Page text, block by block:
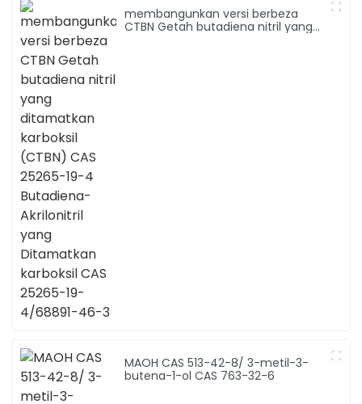
membangunkan versi berbeza
CTBN Getah butadiena nitril yang
MAOH CAS 513-42-8/ 3-metil-3-
butena-1-ol CAS 763-32-6